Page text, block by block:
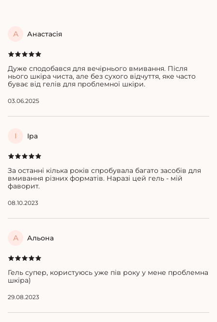
А Анастасія
Дуже сподобався для вечірнього вмивання. Після
нього шкіра чиста, але без сухого відчуття, яке часто
буває від гелів для проблемної шкіри.
03.06.2025
І Іра
За останні кілька років спробувала багато засобів для
вмивання різних форматів. Наразі цей гель - мій
фаворит.
08.10.2023
А Альона
Гель супер, користуюсь уже пів року у мене проблемна
шкіра)
29.08.2023